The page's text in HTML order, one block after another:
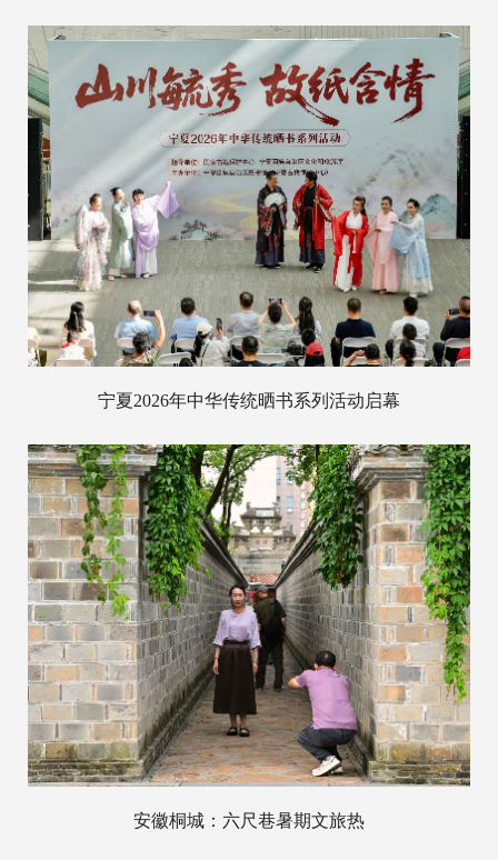
宁夏2026年中华传统晒书系列活动启幕
安徽桐城：六尺巷暑期文旅热